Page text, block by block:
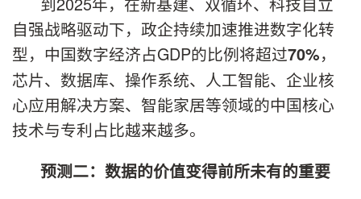
自强战略驱动下，政企持续加速推进数字化转
型，中国数字经济占GDP的比例将超过70%，
芯片、数据库、操作系统、人工智能、企业核
心应用解决方案、智能家居等领域的中国核心
技术与专利占比越来越多。
预测二：数据的价值变得前所未有的重要